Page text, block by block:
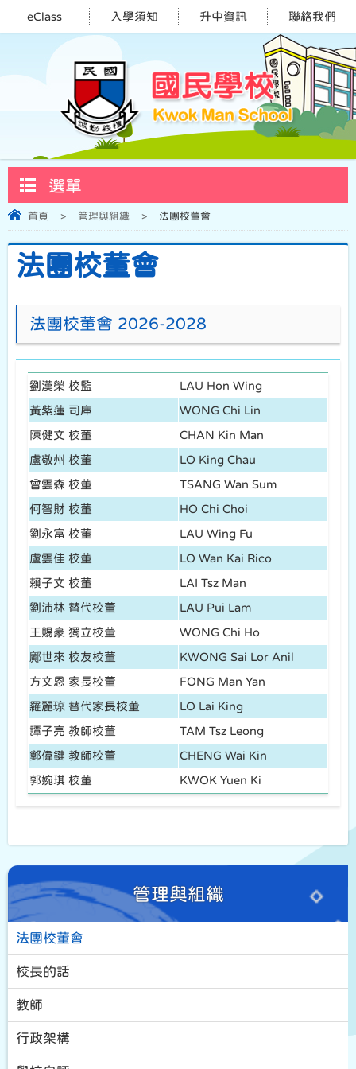
eClass 入學須知 升中資訊 聯絡我們
選單
首頁 > 管理與組織 > 法團校董會
法團校董會
法團校董會 2026-2028
劉漢榮 校監 LAU Hon Wing
黃紫蓮 司庫 WONG Chi Lin
陳健文 校董 CHAN Kin Man
盧敬州 校董 LO King Chau
曾雲森 校董 TSANG Wan Sum
何智財 校董 HO Chi Choi
劉永富 校董 LAU Wing Fu
盧雲佳 校董 LO Wan Kai Rico
賴子文 校董 LAI Tsz Man
劉沛林 替代校董 LAU Pui Lam
王賜豪 獨立校董 WONG Chi Ho
鄺世來 校友校董 KWONG Sai Lor Anil
方文恩 家長校董 FONG Man Yan
羅麗琼 替代家長校董 LO Lai King
譚子亮 教師校董 TAM Tsz Leong
鄭偉鍵 教師校董 CHENG Wai Kin
郭婉琪 校董 KWOK Yuen Ki
管理與組織
法團校董會
校長的話
教師
行政架構